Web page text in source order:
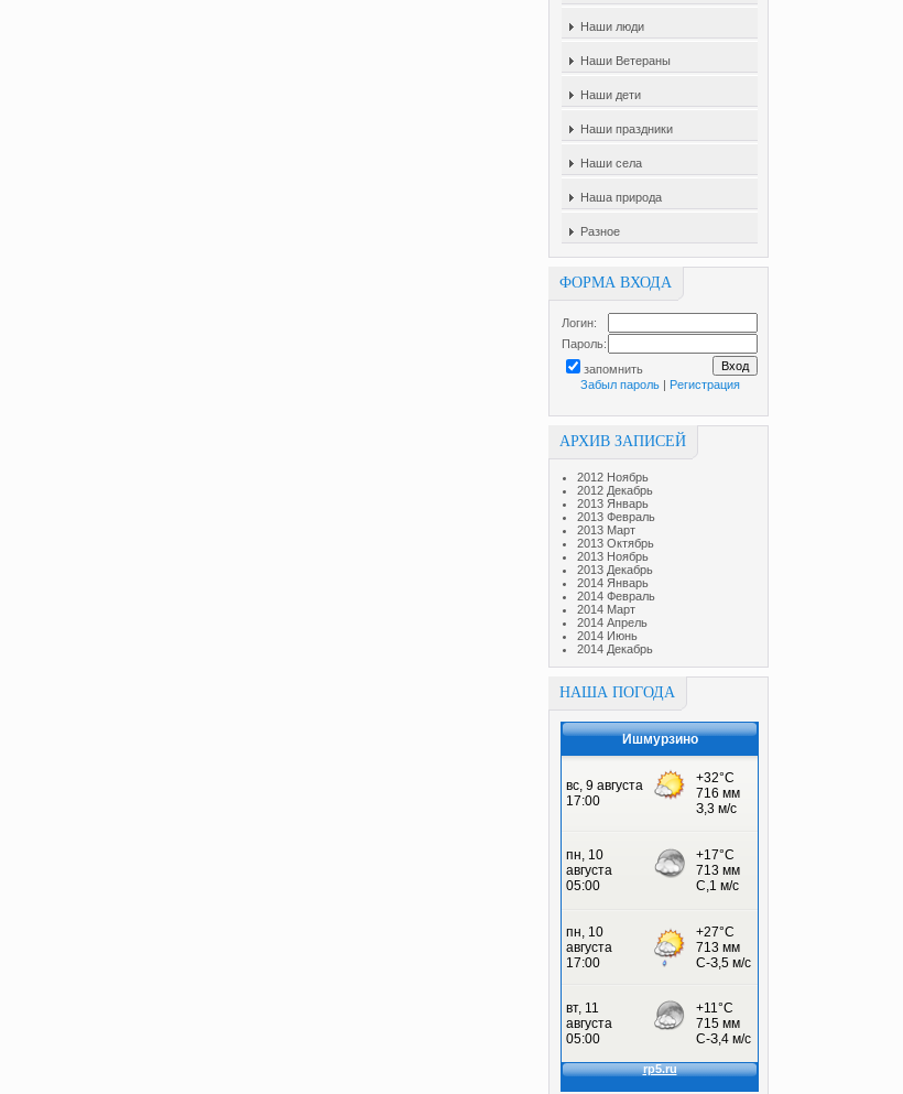
Наши люди
Наши Ветераны
Наши дети
Наши праздники
Наши села
Наша природа
Разное
ФОРМА ВХОДА
Логин:
Пароль:
запомнить
Забыл пароль| Регистрация
АРХИВ ЗАПИСЕЙ
2012 Ноябрь
2012 Декабрь
2013 Январь
2013 Февраль
2013 Март
2013 Октябрь
2013 Ноябрь
2013 Декабрь
2014 Январь
2014 Февраль
2014 Март
2014 Апрель
2014 Июнь
2014 Декабрь
НАША ПОГОДА
Ишмурзино